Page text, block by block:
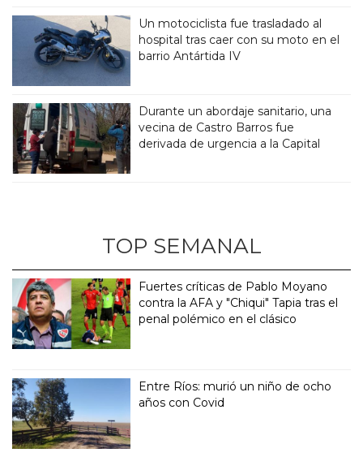
Un motociclista fue trasladado al
hospital tras caer con su moto en el
barrio Antártida IV
Durante un abordaje sanitario, una
vecina de Castro Barros fue
derivada de urgencia a la Capital
TOP SEMANAL
Fuertes críticas de Pablo Moyano
contra la AFA y "Chiqui" Tapia tras el
penal polémico en el clásico
Entre Ríos: murió un niño de ocho
años con Covid